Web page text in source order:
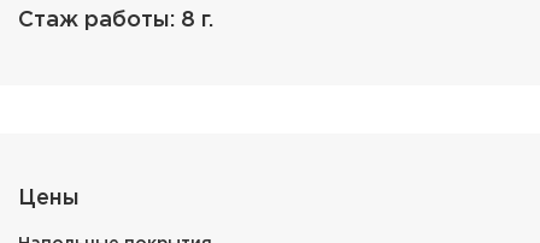
Стаж работы: 8 г.
Цены